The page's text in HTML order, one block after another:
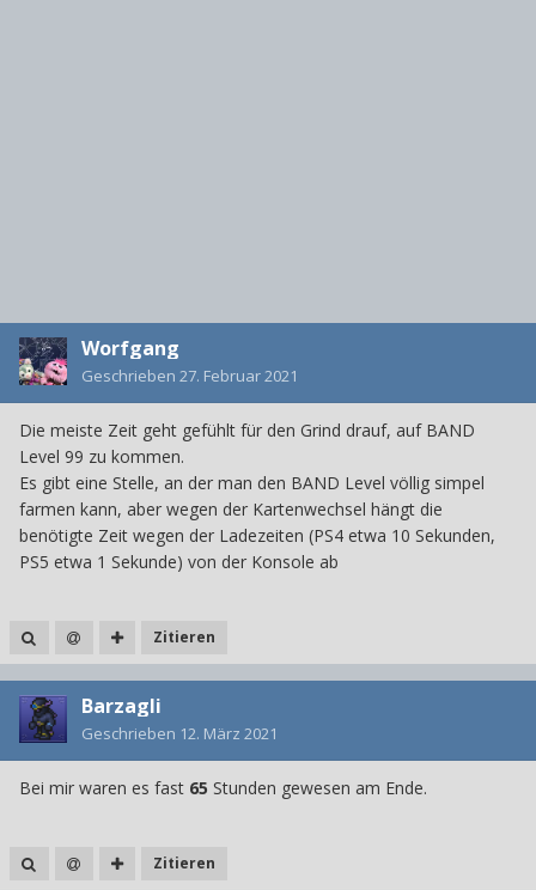
Worfgang
Geschrieben 27. Februar 2021
Die meiste Zeit geht gefühlt für den Grind drauf, auf BAND
Level 99 zu kommen.
Es gibt eine Stelle, an der man den BAND Level völlig simpel
farmen kann, aber wegen der Kartenwechsel hängt die
benötigte Zeit wegen der Ladezeiten (PS4 etwa 10 Sekunden,
PS5 etwa 1 Sekunde) von der Konsole ab
Zitieren
Barzagli
Geschrieben 12. März 2021
Bei mir waren es fast 65 Stunden gewesen am Ende.
Zitieren